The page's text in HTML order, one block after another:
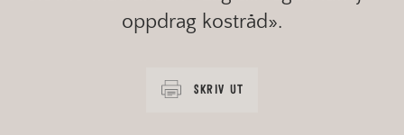
oppdrag kostråd».
SKRIV UT